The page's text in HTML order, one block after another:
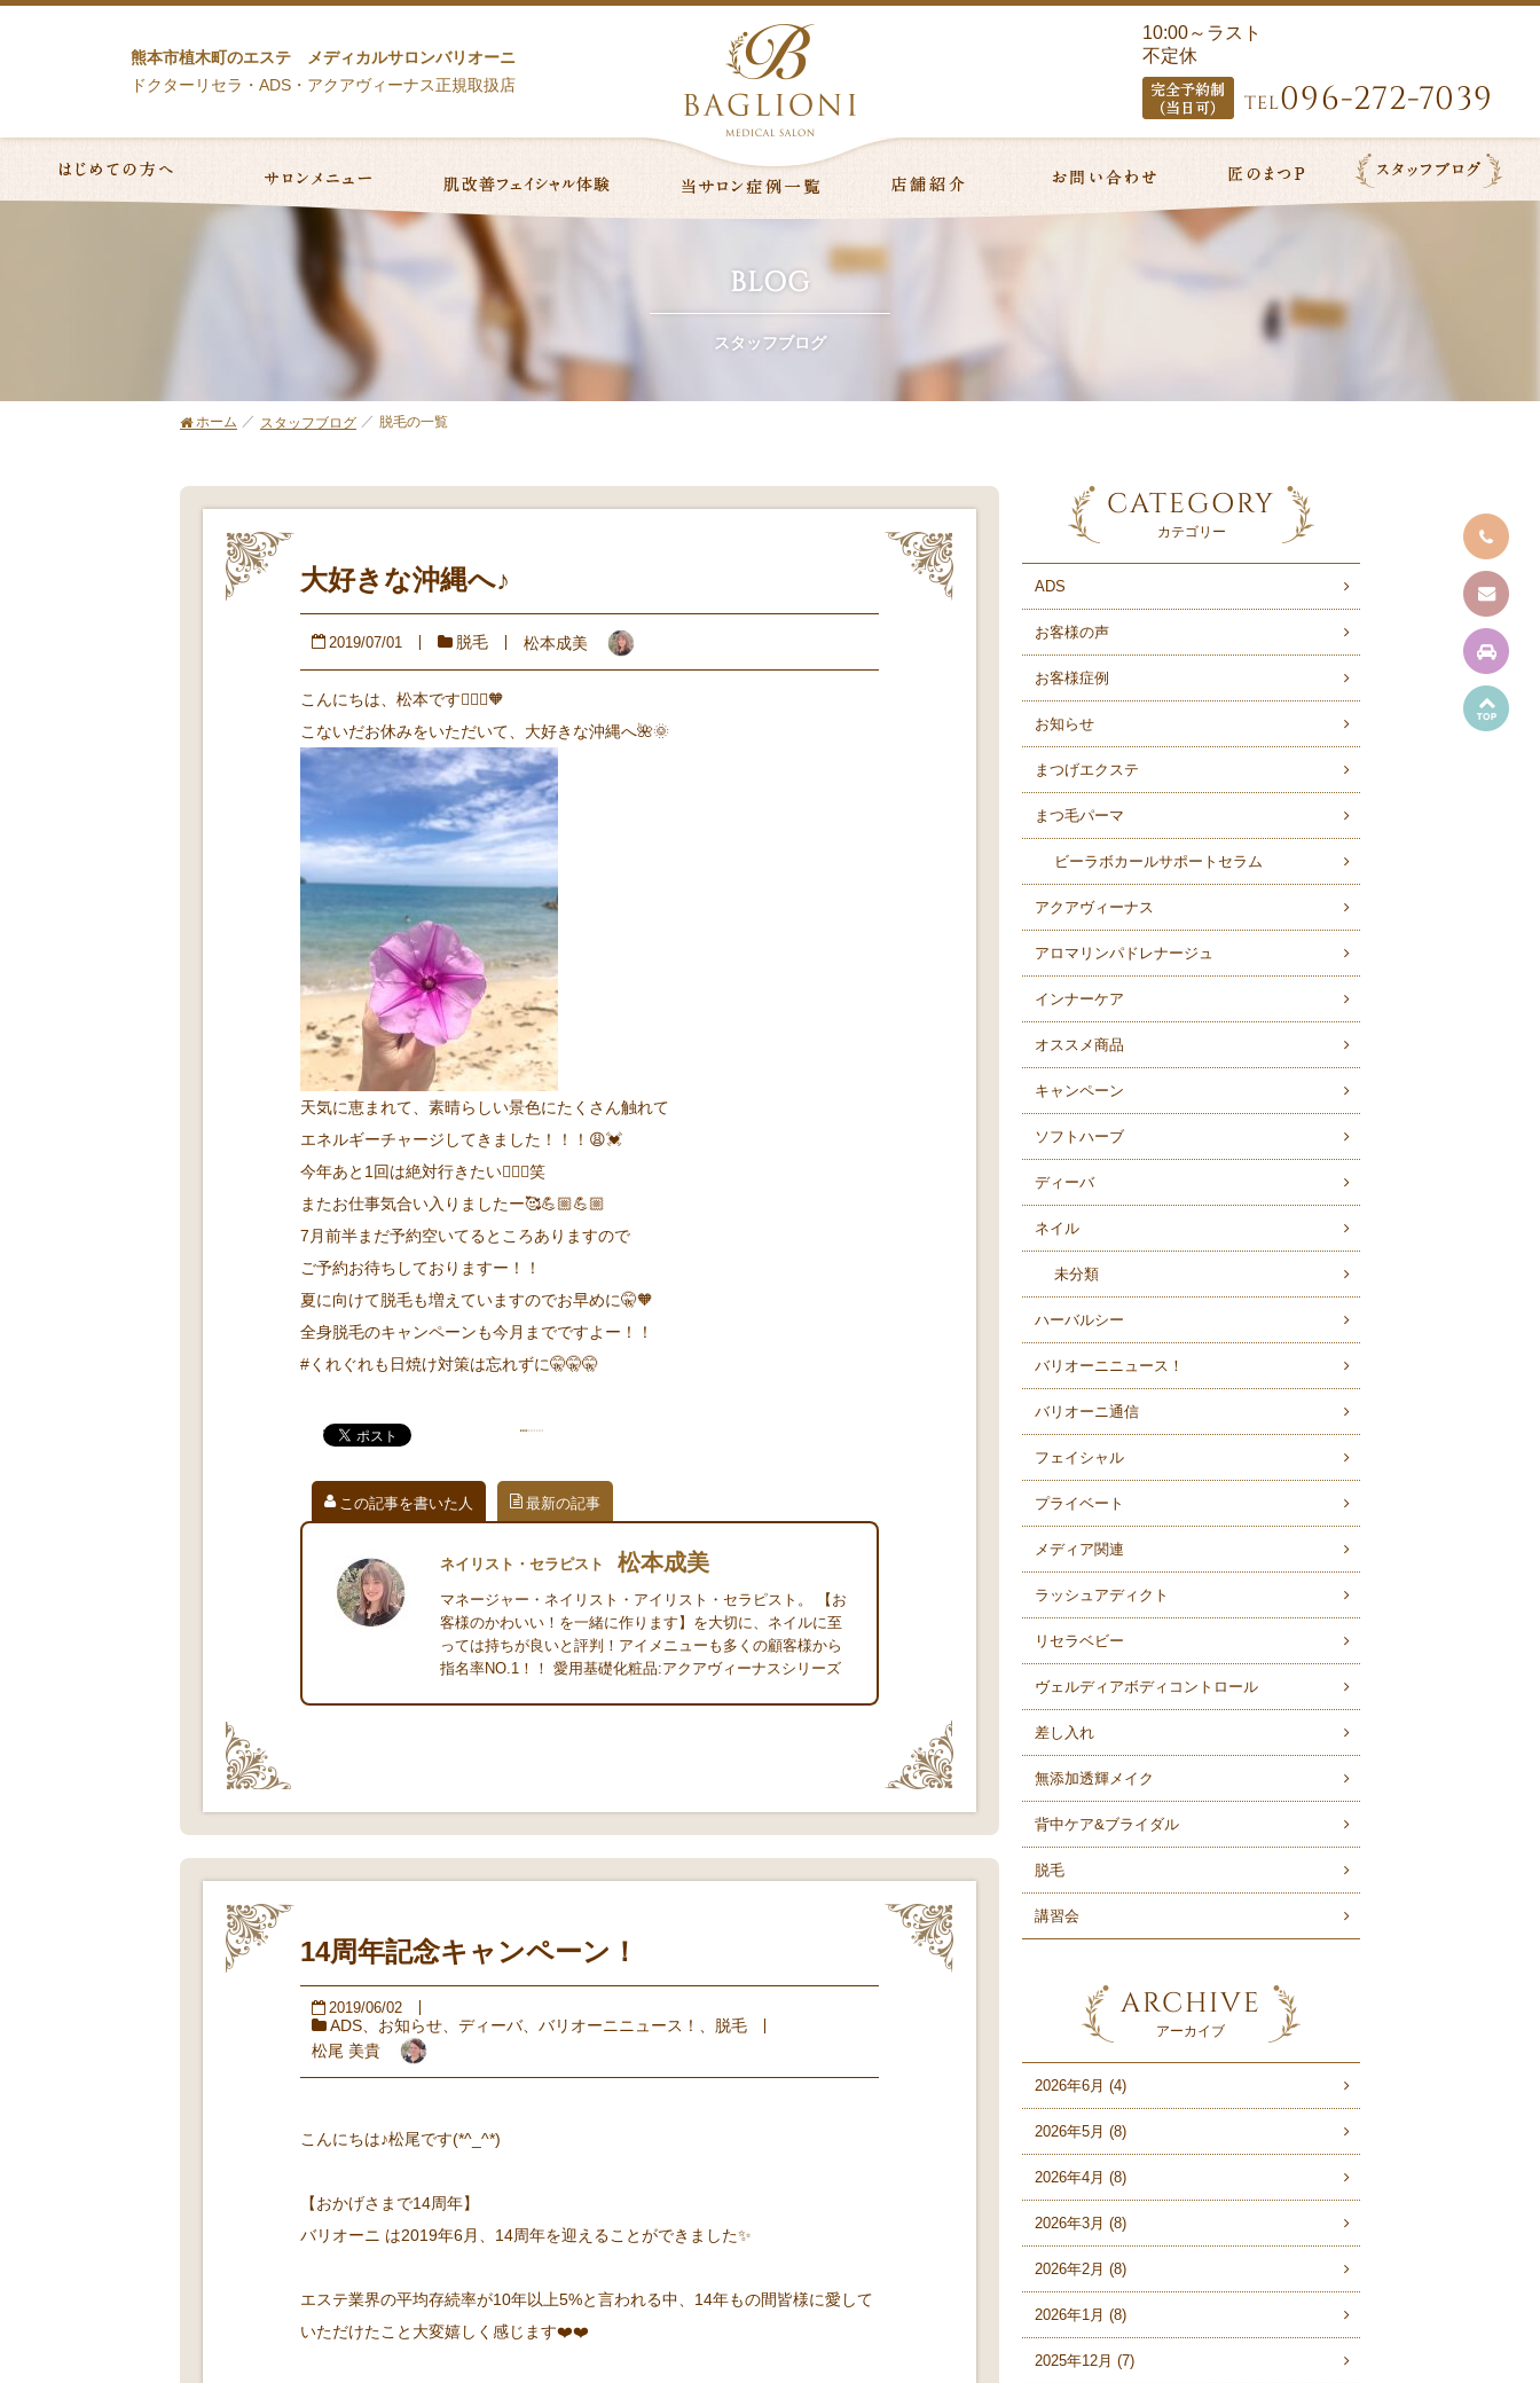
熊本市植木町のエステ メディカルサロンバリオーニ
ドクターリセラ・ADS・アクアヴィーナス正規取扱店
10:00～ラスト
不定休
TEL096-272-7039
BLOG
スタッフブログ
ホーム スタッフブログ 脱毛の一覧
大好きな沖縄へ♪
2019/07/01 脱毛 松本成美
こんにちは、松本です🙋🏻‍♀️🧡
こないだお休みをいただいて、大好きな沖縄へ🌺🌞
天気に恵まれて、素晴らしい景色にたくさん触れて
エネルギーチャージしてきました！！！😩💓
今年あと1回は絶対行きたい🙋🏻‍♀️笑
またお仕事気合い入りましたー🥰💪🏼💪🏼
7月前半まだ予約空いてるところありますので
ご予約お待ちしておりますー！！
夏に向けて脱毛も増えていますのでお早めに🤫🧡
全身脱毛のキャンペーンも今月までですよー！！
#くれぐれも日焼け対策は忘れずに🤫🤫🤫
この記事を書いた人 最新の記事
ネイリスト・セラピスト 松本成美
マネージャー・ネイリスト・アイリスト・セラピスト。 【お
客様のかわいい！を一緒に作ります】を大切に、ネイルに至
っては持ちが良いと評判！アイメニューも多くの顧客様から
指名率NO.1！！ 愛用基礎化粧品:アクアヴィーナスシリーズ
14周年記念キャンペーン！
2019/06/02
ADS お知らせ ディーバ、 バリオーニニュース！
脱毛
松尾 美貴
こんにちは♪松尾です(*^_^*)
【おかげさまで14周年】
バリオーニ は2019年6月、14周年を迎えることができました✨
エステ業界の平均存続率が10年以上5%と言われる中、14年もの間皆様に愛して
いただけたこと大変嬉しく感じます❤️❤️
CATEGORY
カテゴリー
ADS
お客様の声
お客様症例
お知らせ
まつげエクステ
まつ毛パーマ
ビーラボカールサポートセラム
アクアヴィーナス
アロマリンパドレナージュ
インナーケア
オススメ商品
キャンペーン
ソフトハーブ
ディーバ
ネイル
未分類
ハーバルシー
バリオーニニュース！
バリオーニ通信
フェイシャル
プライベート
メディア関連
ラッシュアディクト
リセラベビー
ヴェルディアボディコントロール
差し入れ
無添加透輝メイク
背中ケア&ブライダル
脱毛
講習会
ARCHIVE
アーカイブ
2026年6月 (4)
2026年5月 (8)
2026年4月 (8)
2026年3月 (8)
2026年2月 (8)
2026年1月 (8)
2025年12月 (7)